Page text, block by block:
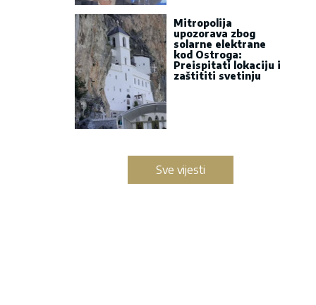
Mitropolija
upozorava zbog
solarne elektrane
kod Ostroga:
Preispitati lokaciju i
zaštititi svetinju
Sve vijesti